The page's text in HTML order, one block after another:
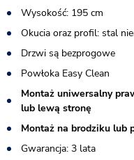
Wysokość: 195 cm
Okucia oraz profil: stal
Drzwi są bezprogowe
Powłoka Easy Clean
Montaż uniwersalny
lub lewą stronę
Montaż na brodziku lub
Gwarancja: 3 lata